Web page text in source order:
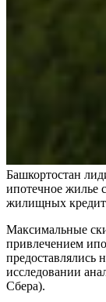
Башкортостан
ипотечное жилье
жилищных
Максимальные
привлечением
предоставлялись
исследовании
Сбера).